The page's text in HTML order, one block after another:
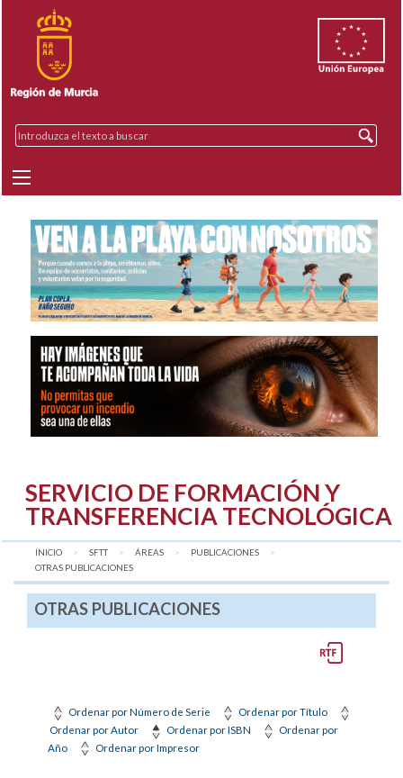
SERVICIO DE FORMACIÓN Y
TRANSFERENCIA TECNOLÓGICA
INICIO SFTT ÁREAS
PUBLICACIONES
AQUÍ:
OTRAS PUBLICACIONES
OTRAS PUBLICACIONES
Ordenar por Número de Serie
Ordenar por Título
Ordenar por Autor
Ordenar por ISBN
Ordenar por
Año
Ordenar por Impresor